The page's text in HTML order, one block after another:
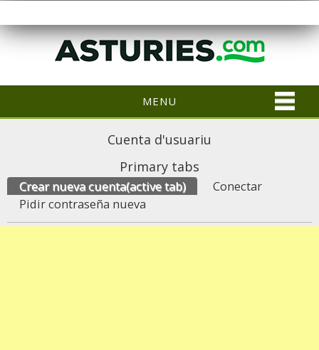
MENU
Cuenta d'usuariu
Primary tabs
Crear nueva cuenta(active tab)
Conectar
Pidir contraseña nueva